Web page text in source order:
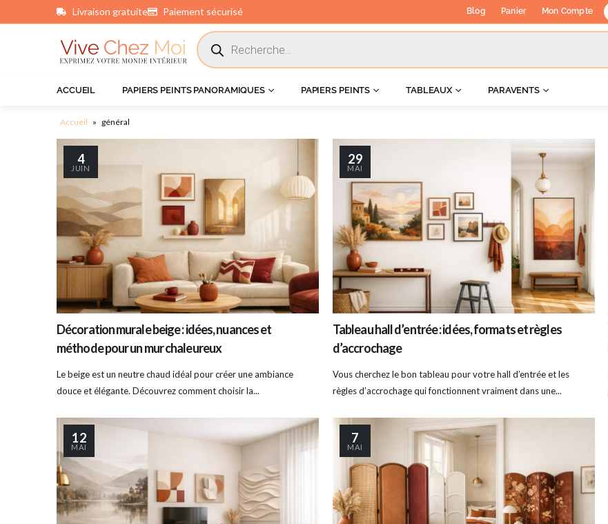
Livraison gratuite Paiement sécurisé Blog Panier Mon Compte
ACCUEIL PAPIERS PEINTS PANORAMIQUES PAPIERS PEINTS TABLEAUX PARAVENTS
Accueil » général
4
JUIN
Décoration murale beige : idées, nuances et
méthode pour un mur chaleureux
Le beige est un neutre chaud idéal pour créer une ambiance
douce et élégante. Découvrez comment choisir la...
29
MAI
Tableau hall d’entrée : idées, formats et règles
d’accrochage
Vous cherchez le bon tableau pour votre hall d’entrée et les
règles d’accrochage qui fonctionnent vraiment dans une...
12
MAI
7
MAI